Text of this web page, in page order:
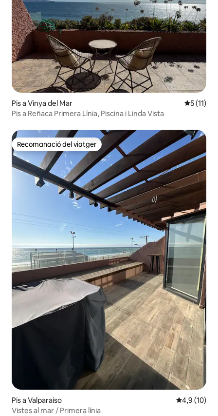
Pis a Vinya del Mar 5 de
5 (11)
Pis a Reñaca Primera Línia, Piscina i Linda Vista
Recomanació del viatger
Recomanació del viatger
Pis a Valparaíso 4,9 de
4,9 (10)
Vistes al mar / Primera línia